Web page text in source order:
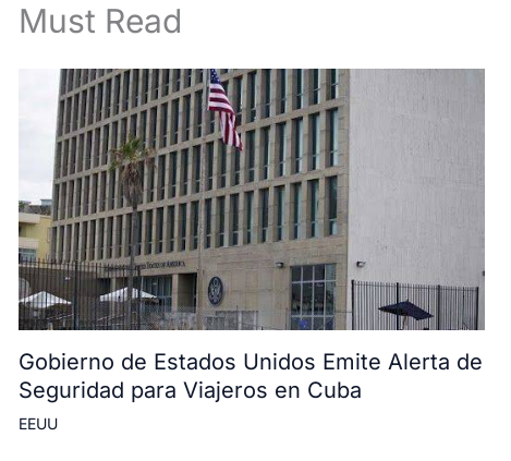
Must Read
Gobierno de Estados Unidos Emite Alerta de
Seguridad para Viajeros en Cuba
EEUU